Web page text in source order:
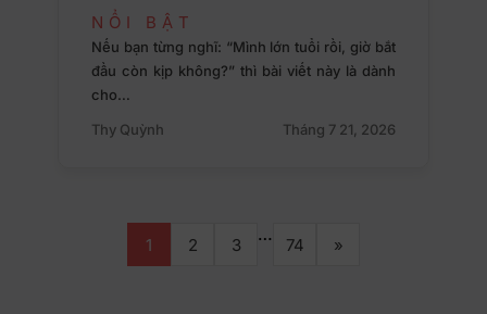
NỔI BẬT
Nếu bạn từng nghĩ: “Mình lớn tuổi rồi, giờ bắt
đầu còn kịp không?” thì bài viết này là dành
cho…
Thy Quỳnh
Tháng 7 21, 2026
1 2 3
…
74 »